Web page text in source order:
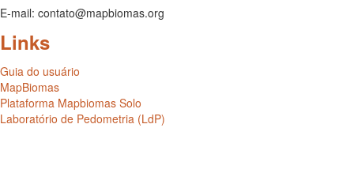
E-mail: contato@mapbiomas.org
Links
Guia do usuário
MapBiomas
Plataforma Mapbiomas Solo
Laboratório de Pedometria (LdP)